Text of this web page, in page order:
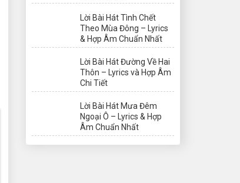
Lời Bài Hát Tình Chết
Theo Mùa Đông – Lyrics
& Hợp Âm Chuẩn Nhất
Lời Bài Hát Đường Về Hai
Thôn – Lyrics và Hợp Âm
Chi Tiết
Lời Bài Hát Mưa Đêm
Ngoại Ô – Lyrics & Hợp
Âm Chuẩn Nhất